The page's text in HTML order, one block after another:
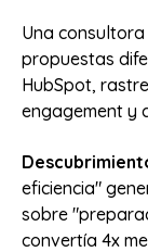
Una
propuestas
HubSpot,
engagement y
eficiencia"
sobre
convertía 4x